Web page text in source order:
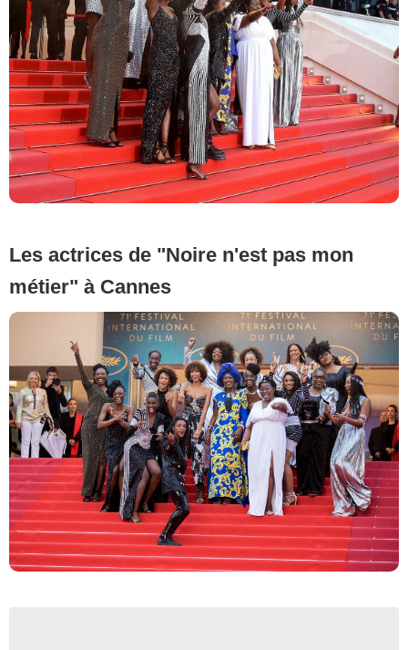
Les actrices de "Noire n'est pas mon
métier" à Cannes